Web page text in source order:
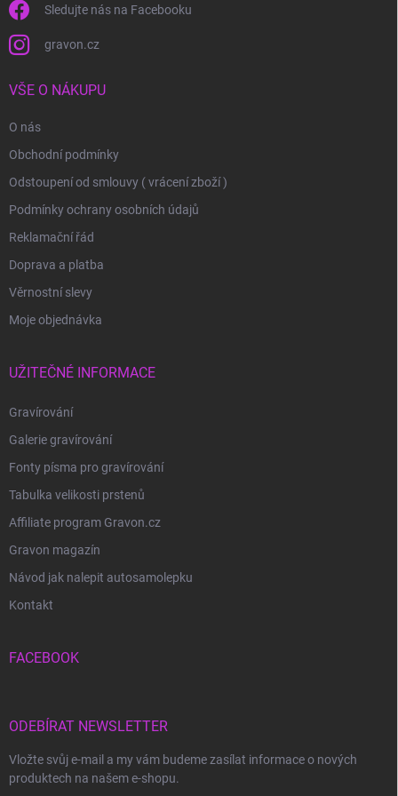
Sledujte nás na Facebooku
gravon.cz
VŠE O NÁKUPU
O nás
Obchodní podmínky
Odstoupení od smlouvy ( vrácení zboží )
Podmínky ochrany osobních údajů
Reklamační řád
Doprava a platba
Věrnostní slevy
Moje objednávka
UŽITEČNÉ INFORMACE
Gravírování
Galerie gravírování
Fonty písma pro gravírování
Tabulka velikosti prstenů
Affiliate program Gravon.cz
Gravon magazín
Návod jak nalepit autosamolepku
Kontakt
FACEBOOK
ODEBÍRAT NEWSLETTER
Vložte svůj e-mail a my vám budeme zasílat informace o nových
produktech na našem e-shopu.